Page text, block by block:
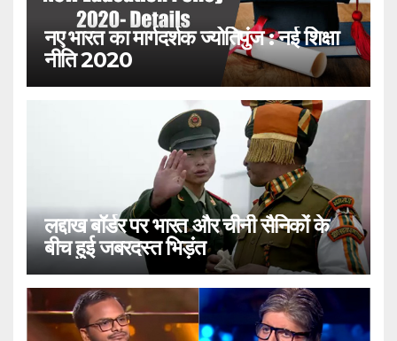
नए भारत का मार्गदर्शक ज्योतिपुंज : नई शिक्षा
नीति 2020
लद्दाख बॉर्डर पर भारत और चीनी सैनिकों के
बीच हुई जबरदस्त भिड़ंत